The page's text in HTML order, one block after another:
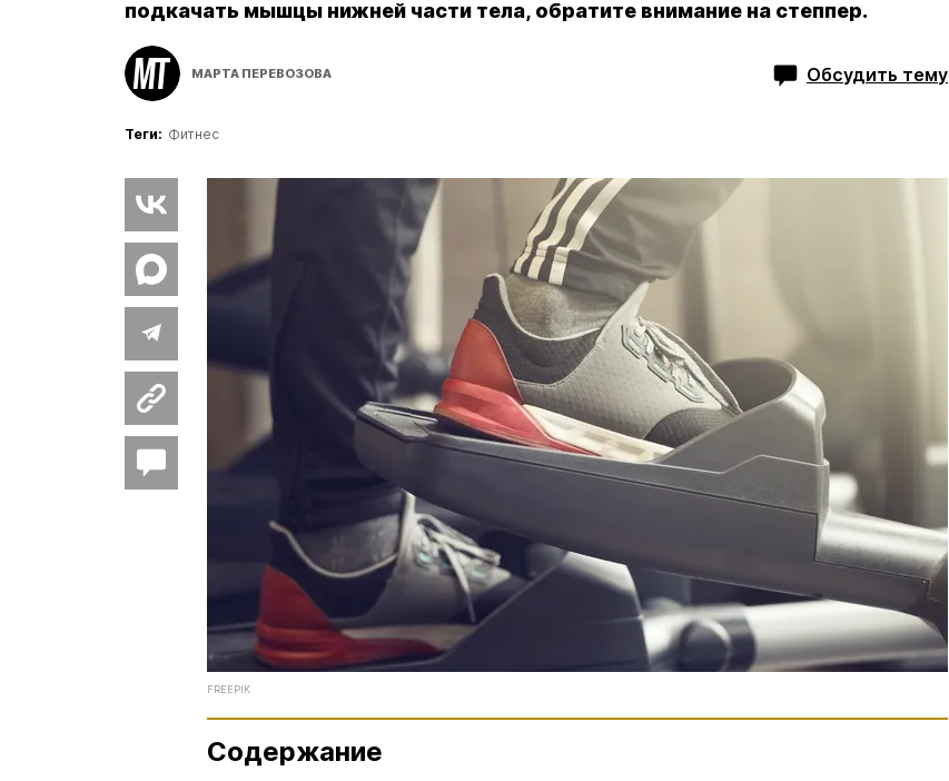
подкачать мышцы нижней части тела, обратите внимание на степпер.
МАРТА ПЕРЕВОЗОВА Обсудить тему
Теги: Фитнес
FREEPIK
Содержание